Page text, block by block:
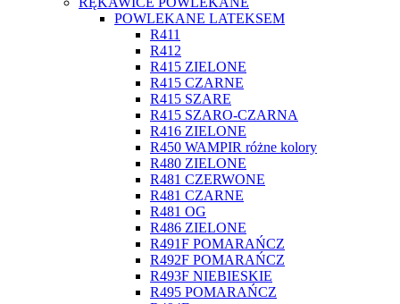
POWLEKANE LATEKSEM
R411
R412
R415 ZIELONE
R415 CZARNE
R415 SZARE
R415 SZARO-CZARNA
R416 ZIELONE
R450 WAMPIR różne kolory
R480 ZIELONE
R481 CZERWONE
R481 CZARNE
R481 OG
R486 ZIELONE
R491F POMARAŃCZ
R492F POMARAŃCZ
R493F NIEBIESKIE
R495 POMARAŃCZ